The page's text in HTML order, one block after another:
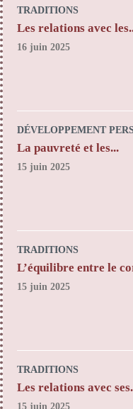
TRADITIONS
Les relations avec
16 juin 2025
DÉVELOPPEMENT
La pauvreté et les...
15 juin 2025
TRADITIONS
L’équilibre entre le
15 juin 2025
TRADITIONS
Les relations avec
15 juin 2025